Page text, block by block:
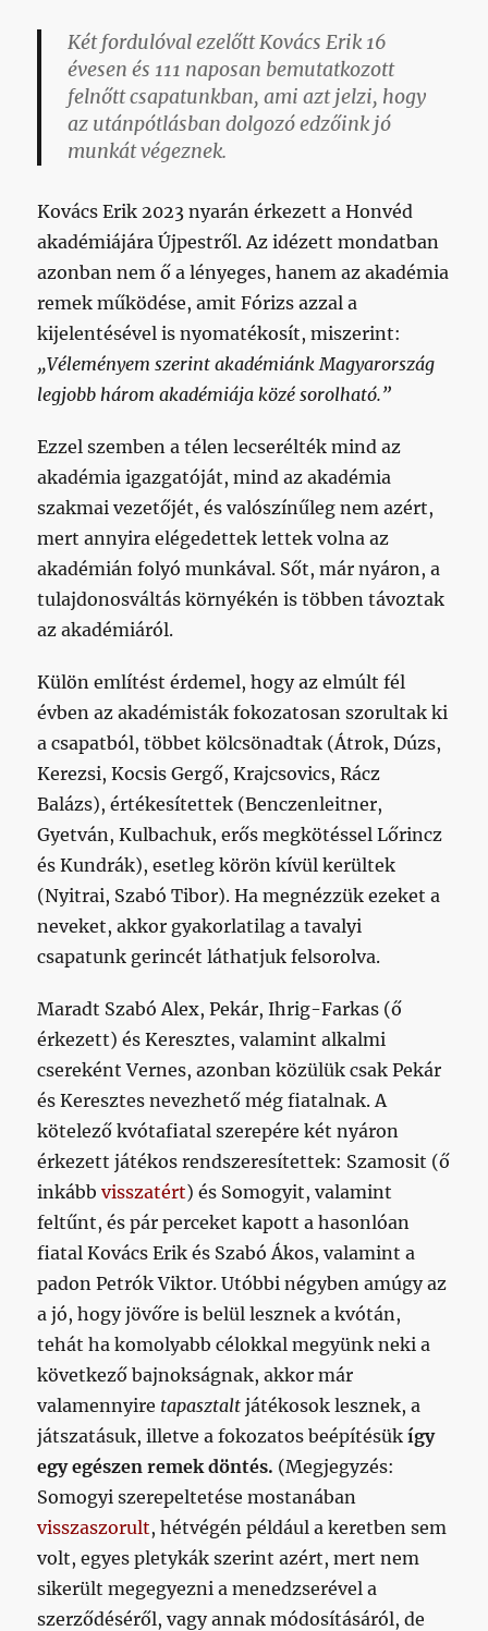
Két fordulóval ezelőtt Kovács Erik 16
évesen és 111 naposan bemutatkozott
felnőtt csapatunkban, ami azt jelzi, hogy
az utánpótlásban dolgozó edzőink jó
munkát végeznek.
Kovács Erik 2023 nyarán érkezett a Honvéd
akadémiájára Újpestről. Az idézett mondatban
azonban nem ő a lényeges, hanem az akadémia
remek működése, amit Fórizs azzal a
kijelentésével is nyomatékosít, miszerint:
„Véleményem szerint akadémiánk Magyarország
legjobb három akadémiája közé sorolható.”
Ezzel szemben a télen lecserélték mind az
akadémia igazgatóját, mind az akadémia
szakmai vezetőjét, és valószínűleg nem azért,
mert annyira elégedettek lettek volna az
akadémián folyó munkával. Sőt, már nyáron, a
tulajdonosváltás környékén is többen távoztak
az akadémiáról.
Külön említést érdemel, hogy az elmúlt fél
évben az akadémisták fokozatosan szorultak ki
a csapatból, többet kölcsönadtak (Átrok, Dúzs,
Kerezsi, Kocsis Gergő, Krajcsovics, Rácz
Balázs), értékesítettek (Benczenleitner,
Gyetván, Kulbachuk, erős megkötéssel Lőrincz
és Kundrák), esetleg körön kívül kerültek
(Nyitrai, Szabó Tibor). Ha megnézzük ezeket a
neveket, akkor gyakorlatilag a tavalyi
csapatunk gerincét láthatjuk felsorolva.
Maradt Szabó Alex, Pekár, Ihrig-Farkas (ő
érkezett) és Keresztes, valamint alkalmi
csereként Vernes, azonban közülük csak Pekár
és Keresztes nevezhető még fiatalnak. A
kötelező kvótafiatal szerepére két nyáron
érkezett játékos rendszeresítettek: Szamosit (ő
inkábbvisszatért) és Somogyit, valamint
feltűnt, és pár perceket kapott a hasonlóan
fiatal Kovács Erik és Szabó Ákos, valamint a
padon Petrók Viktor. Utóbbi négyben amúgy az
a jó, hogy jövőre is belül lesznek a kvótán,
tehát ha komolyabb célokkal megyünk neki a
következő bajnokságnak, akkor már
valamennyire tapasztalt játékosok lesznek, a
játszatásuk, illetve a fokozatos beépítésükígy
egy egészen remek döntés. (Megjegyzés:
Somogyi szerepeltetése mostanában
visszaszorult, hétvégén például a keretben sem
volt, egyes pletykák szerint azért, mert nem
sikerült megegyezni a menedzserével a
szerződéséről, vagy annak módosításáról, de